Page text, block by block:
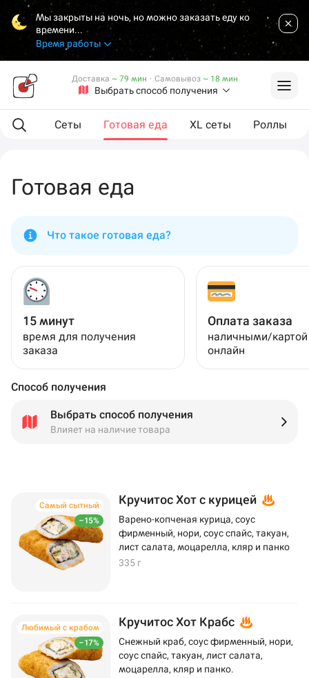
Мы закрыты на ночь, но можно заказать еду ко
времени...
Время работы
Выбрать способ получения
Доставка ~ 79 мин · Самовывоз ~ 18 мин
Сеты Готовая еда XL сеты Роллы
Готовая еда
Что такое готовая еда?
15 минут
время для получения
заказа
Оплата заказа
наличными/
онлайн
Способ получения
Выбрать способ получения
Влияет на наличие товара
–15%
Самый сытный Кручитос Хот с курицей
Варено-копченая курица, соус
фирменный, нори, соус спайс, такуан,
лист салата, моцарелла, кляр и панко
335 г
–17%
Любимый с крабом Кручитос Хот Крабс
Снежный краб, соус фирменный, нори,
соус спайс, такуан, лист салата,
моцарелла, кляр и панко.